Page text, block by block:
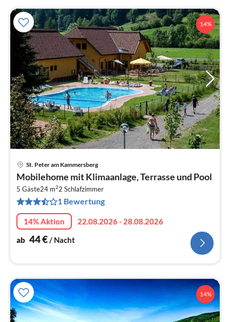
14%
St. Peter am Kammersberg
Mobilehome mit Klimaanlage, Terrasse und Pool
5 Gäste24 m22 Schlafzimmer
1 Bewertung
14% Aktion
22.08.2026 - 28.08.2026
ab 44€ / Nacht
14%